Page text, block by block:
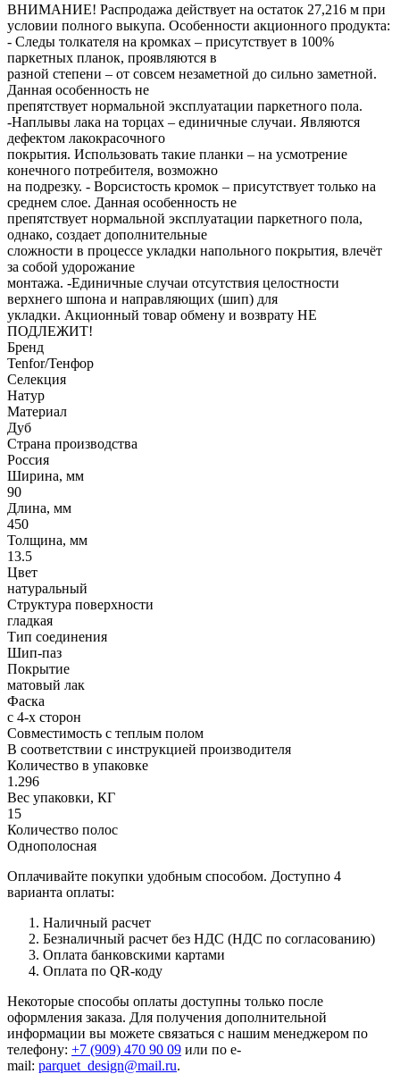
ВНИМАНИЕ! Распродажа действует на остаток 27,216 м при
условии полного выкупа. Особенности акционного продукта:
- Следы толкателя на кромках – присутствует в 100%
паркетных планок, проявляются в
разной степени – от совсем незаметной до сильно заметной.
Данная особенность не
препятствует нормальной эксплуатации паркетного пола.
-Наплывы лака на торцах – единичные случаи. Являются
дефектом лакокрасочного
покрытия. Использовать такие планки – на усмотрение
конечного потребителя, возможно
на подрезку. - Ворсистость кромок – присутствует только на
среднем слое. Данная особенность не
препятствует нормальной эксплуатации паркетного пола,
однако, создает дополнительные
сложности в процессе укладки напольного покрытия, влечёт
за собой удорожание
монтажа. -Единичные случаи отсутствия целостности
верхнего шпона и направляющих (шип) для
укладки. Акционный товар обмену и возврату НЕ
ПОДЛЕЖИТ!
Бренд
Tenfor/Тенфор
Селекция
Натур
Материал
Дуб
Страна производства
Россия
Ширина, мм
90
Длина, мм
450
Толщина, мм
13.5
Цвет
натуральный
Структура поверхности
гладкая
Тип соединения
Шип-паз
Покрытие
матовый лак
Фаска
с 4-х сторон
Совместимость с теплым полом
В соответствии с инструкцией производителя
Количество в упаковке
1.296
Вес упаковки, КГ
15
Количество полос
Однополосная
Оплачивайте покупки удобным способом. Доступно 4
варианта оплаты:
Наличный расчет
Безналичный расчет без НДС (НДС по согласованию)
Оплата банковскими картами
Оплата по QR-коду
Некоторые способы оплаты доступны только после
оформления заказа. Для получения дополнительной
информации вы можете связаться с нашим менеджером по
телефону: +7 (909) 470 90 09 или по e-
mail: parquet_design@mail.ru.